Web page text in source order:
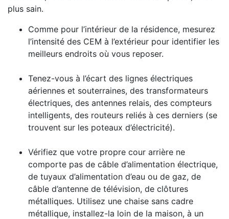
plus sain.
Comme pour l’intérieur de la résidence, mesurez
l’intensité des CEM à l’extérieur pour identifier les
meilleurs endroits où vous reposer.
Tenez-vous à l’écart des lignes électriques
aériennes et souterraines, des transformateurs
électriques, des antennes relais, des compteurs
intelligents, des routeurs reliés à ces derniers (se
trouvent sur les poteaux d’électricité).
Vérifiez que votre propre cour arrière ne
comporte pas de câble d’alimentation électrique,
de tuyaux d’alimentation d’eau ou de gaz, de
câble d’antenne de télévision, de clôtures
métalliques. Utilisez une chaise sans cadre
métallique, installez-la loin de la maison, à un